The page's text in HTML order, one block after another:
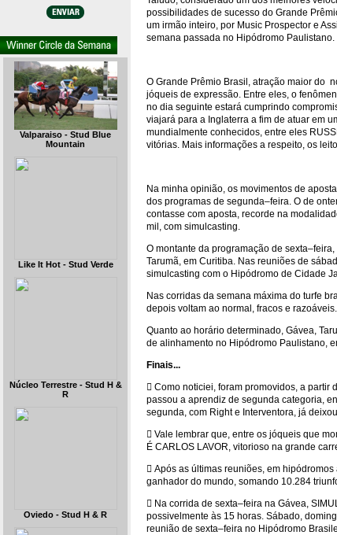
Valparaiso - Stud Blue
Mountain
Like It Hot - Stud Verde
Núcleo Terrestre - Stud H &
R
Oviedo - Stud H & R
possibilidades de sucesso do Grande
um irmão inteiro, por Music Prospector e
semana passada no Hipódromo
O Grande Prêmio Brasil, atração maior do
jóqueis de expressão. Entre eles, o
no dia seguinte estará cumprindo
viajará para a Inglaterra a fim de atuar em
mundialmente conhecidos, entre eles
vitórias. Mais informações a respeito, os
Na minha opinião, os movimentos de
dos programas de segunda–feira. O de
contasse com aposta, recorde na
mil, com simulcasting.
O montante da programação de
Tarumã, em Curitiba. Nas reuniões de
simulcasting com o Hipódromo de Cidade
Nas corridas da semana máxima do turfe
depois voltam ao normal, fracos e razoáveis.
Quanto ao horário determinado, Gávea,
de alinhamento no Hipódromo Paulistano,
Finais...
 Como noticiei, foram promovidos, a partir
passou a aprendiz de segunda categoria,
segunda, com Right e Interventora, já
 Vale lembrar que, entre os jóqueis que
É CARLOS LAVOR, vitorioso na grande
 Após as últimas reuniões, em
ganhador do mundo, somando 10.284
 Na corrida de sexta–feira na Gávea,
possivelmente às 15 horas. Sábado,
reunião de sexta–feira no Hipódromo